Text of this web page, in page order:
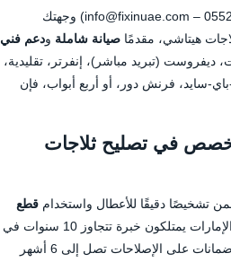
– info@fixinuae.com) وجهتك
هيتاشي، مقدمًا صيانة شاملة ودعم فني
(تبريد مباشر)، إنفرتر، تقليدية،
سايد، فرنش دور، أو أربع أبواب، فإن
في تصليح ثلاجات
تشخيصًا دقيقًا للأعطال واستخدام قطع
يمتلكون خبرة تتجاوز 10 سنوات في
، ويقدمون ضمانات على الإصلاحات تصل إلى 6 أشهر